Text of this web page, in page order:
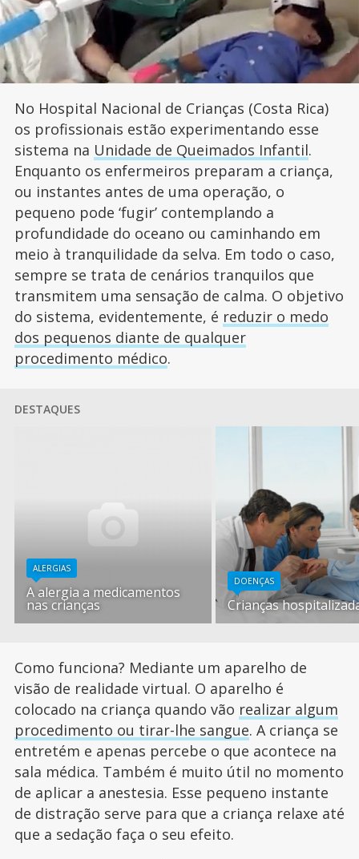
No Hospital Nacional de Crianças (Costa Rica)
os profissionais estão experimentando esse
sistema na Unidade de Queimados Infantil.
Enquanto os enfermeiros preparam a criança,
ou instantes antes de uma operação, o
pequeno pode ‘fugir’ contemplando a
profundidade do oceano ou caminhando em
meio à tranquilidade da selva. Em todo o caso,
sempre se trata de cenários tranquilos que
transmitem uma sensação de calma. O objetivo
do sistema, evidentemente, é reduzir o medo
dos pequenos diante de qualquer
procedimento médico.
DESTAQUES
ALERGIAS
A alergia a medicamentos
nas crianças
DOENÇAS
Crianças
Como funciona? Mediante um aparelho de
visão de realidade virtual. O aparelho é
colocado na criança quando vão realizar algum
procedimento ou tirar-lhe sangue. A criança se
entretém e apenas percebe o que acontece na
sala médica. Também é muito útil no momento
de aplicar a anestesia. Esse pequeno instante
de distração serve para que a criança relaxe até
que a sedação faça o seu efeito.